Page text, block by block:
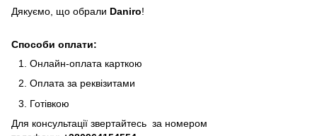
Дякуємо, що обрали Daniro!
Способи оплати:
Онлайн-оплата карткою
Оплата за реквізитами
Готівкою
Для консультації звертайтесь за номером